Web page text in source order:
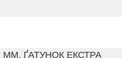
ҐАТУНОК ЕКСТРА